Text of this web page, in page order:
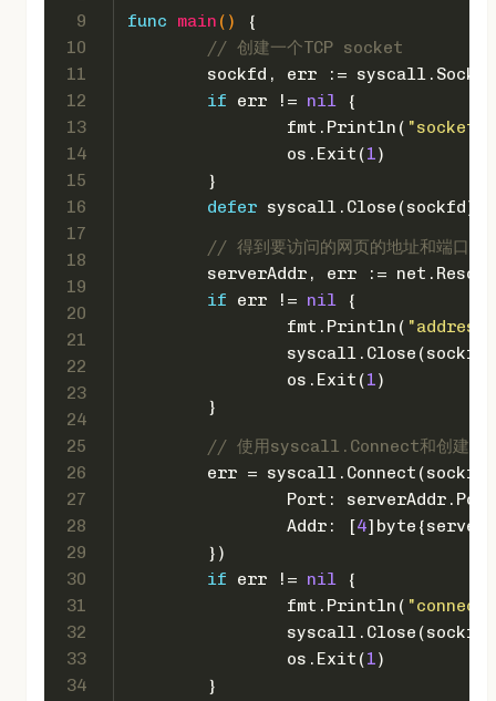
9
10
11
12
13
14
15
16
17
18
19
20
21
22
23
24
25
26
27
28
29
30
31
32
33
34
func
main ()
{
// 创建一个TCP socket
sockfd, err :=
if err != nil {
		fmt.Println(
"socket
		os.Exit(
1)
	}
defer syscall.Close(sockfd)
// 得到要访问的网页的地址和端口,
serverAddr, err :=
if err != nil {
		fmt.Println(
		syscall.Close(sockfd)
		os.Exit(
1)
	}
// 使用syscall.Connect和创建好
err =
Port:
		Addr: [
4] byte
	})
if err != nil {
		fmt.Println(
		syscall.Close(sockfd)
		os.Exit(
1)
	}